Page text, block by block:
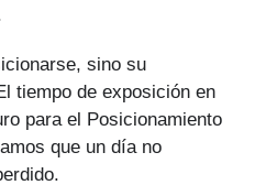
sino su
tiempo de exposición en
para el Posicionamiento
que un día no